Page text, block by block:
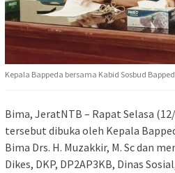
Kepala Bappeda bersama Kabid Sosbud
Bima, JeratNTB – Rapat Selasa
tersebut dibuka oleh Kepala
Bima Drs. H. Muzakkir, M. Sc dan
Dikes, DKP, DP2AP3KB, Dinas